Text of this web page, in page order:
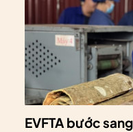
EVFTA bước